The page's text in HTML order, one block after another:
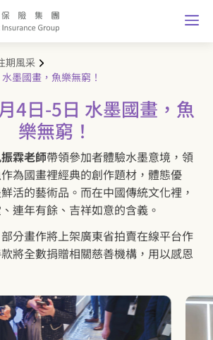
期風采
墨國畫，魚樂無窮！
4日-5日 水墨國畫，魚
樂無窮！
霖老師帶領參加者體驗水墨意境，領
為國畫裡經典的創作題材，體態優
活的藝術品。而在中國傳統文化裡，
連年有餘、吉祥如意的含義。
分畫作將上架廣東省拍賣在線平台作
將全數捐贈相關慈善機構，用以感恩